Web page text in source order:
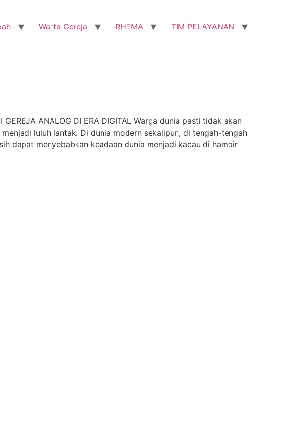
Warta Gereja RHEMA TIM PELAYANAN
ANALOG DI ERA DIGITAL Warga dunia pasti tidak akan
luluh lantak. Di dunia modern sekalipun, di tengah-tengah
dapat menyebabkan keadaan dunia menjadi kacau di hampir